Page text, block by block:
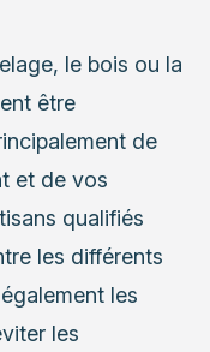
le bois ou la
être
de
et de vos
qualifiés
les différents
les
les